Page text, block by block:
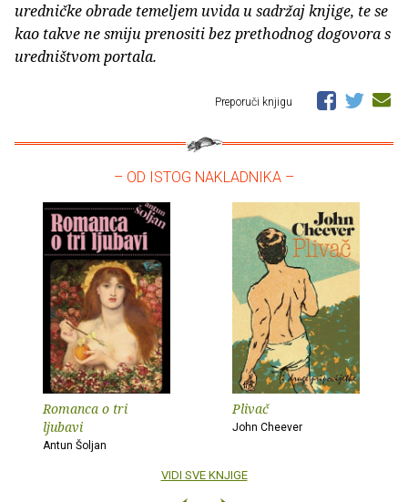
uredničke obrade temeljem uvida u sadržaj knjige, te se
kao takve ne smiju prenositi bez prethodnog dogovora s
uredništvom portala.
Preporuči knjigu
– OD ISTOG NAKLADNIKA –
Romanca o tri
ljubavi
Antun Šoljan
Plivač
John Cheever
VIDI SVE KNJIGE